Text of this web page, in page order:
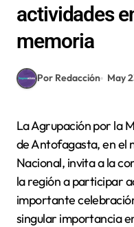
actividades
memoria
Por Redacción May
La Agrupación por la Memoria Histórica Providencia
de Antofagasta, en el
Nacional, invita a la
la región a participar
importante
singular importancia